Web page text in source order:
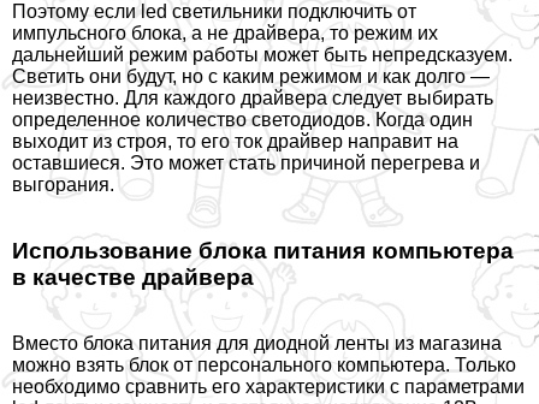
Поэтому если led светильники подключить от
импульсного блока, а не драйвера, то режим их
дальнейший режим работы может быть непредсказуем.
Светить они будут, но с каким режимом и как долго —
неизвестно. Для каждого драйвера следует выбирать
определенное количество светодиодов. Когда один
выходит из строя, то его ток драйвер направит на
оставшиеся. Это может стать причиной перегрева и
выгорания.
Использование блока питания компьютера
в качестве драйвера
Вместо блока питания для диодной ленты из магазина
можно взять блок от персонального компьютера. Только
необходимо сравнить его хаpaктеристики с параметрами